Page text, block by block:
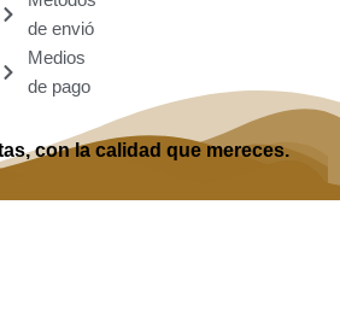
de envió
Medios
de pago
con la calidad que mereces.